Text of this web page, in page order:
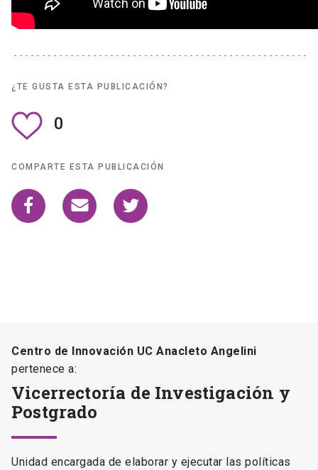
¿TE GUSTA ESTA PUBLICACIÓN?
0
COMPARTE ESTA PUBLICACIÓN
Centro de Innovación UC Anacleto Angelini
pertenece a:
Vicerrectoría de Investigación y
Postgrado
Unidad encargada de elaborar y ejecutar las políticas